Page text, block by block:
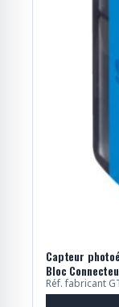
Capteur
Bloc
Réf. fabricant